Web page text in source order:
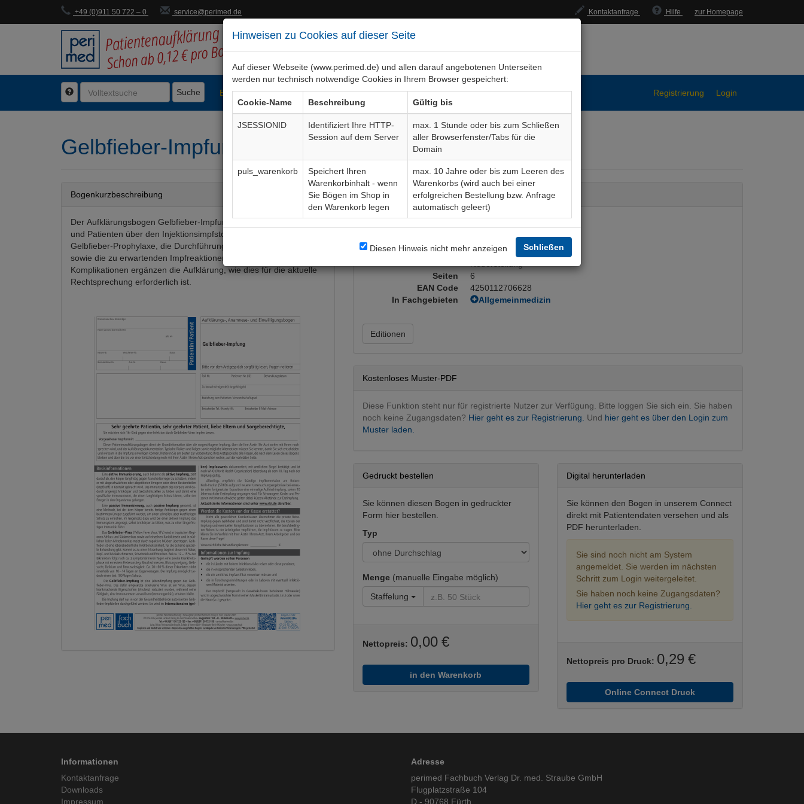
+49 (0)911 50 722 – 0 service@perimed.de Kontaktanfrage Hilfe zur Homepage
Suche BogenFachgebiete Bogen-Gesamtübersicht Registrierung Login
Hinweisen zu Cookies auf dieser Seite
Auf dieser Webseite (www.perimed.de) und allen darauf angebotenen Unterseiten
werden nur technisch notwendige Cookies in Ihrem Browser gespeichert:
Cookie-Name Beschreibung
Gültig bis
JSESSIONID
Identifiziert Ihre HTTP-
Session auf dem Server
max. 1 Stunde oder bis zum Schließen
aller Browserfenster/Tabs für die
Domain
puls_warenkorb
Speichert Ihren
Warenkorbinhalt - wenn
Sie Bögen im Shop in
den Warenkorb legen
max. 10 Jahre oder bis zum Leeren des
Warenkorbs (wird auch bei einer
erfolgreichen Bestellung bzw. Anfrage
automatisch geleert)
Diesen Hinweis nicht mehr anzeigen Schließen
Gelbfieber-Impfung AmIm002De
Bogenkurzbeschreibung
Der Aufklärungsbogen Gelbfieber-Impfung informiert Patientinnen
und Patienten über den Injektionsimpfstoff (Lebendimpfstoff) zur
Gelbfieber-Prophylaxe, die Durchführung, die Besonderheiten
sowie die zu erwartenden Impfreaktionen. Mögliche Risiken und
Komplikationen ergänzen die Aufklärung, wie dies für die aktuelle
Rechtsprechung erforderlich ist.
Bogendetails
Aktuelle Edition
01-25-10
Neuerstellung
Seiten
6
EAN Code
4250112706628
In Fachgebieten
Allgemeinmedizin
Editionen
Kostenloses Muster-PDF
Diese Funktion steht nur für registrierte Nutzer zur Verfügung. Bitte loggen Sie sich ein. Sie haben
noch keine Zugangsdaten? Hier geht es zur Registrierung. Und hier geht es über den Login zum
Muster laden.
Gedruckt bestellen
Sie können diesen Bogen in gedruckter
Form hier bestellen.
Typ
Menge (manuelle Eingabe möglich)
Staffelung
Nettopreis: 0,00 €
in den Warenkorb
Digital herunterladen
Sie können den Bogen in unserem Connect
direkt mit Patientendaten versehen und als
PDF herunterladen.
Sie sind noch nicht am System
angemeldet. Sie werden im nächsten
Schritt zum Login weitergeleitet.
Sie haben noch keine Zugangsdaten?
Hier geht es zur Registrierung.
Nettopreis pro Druck: 0,29 €
Online Connect Druck
Informationen
Kontaktanfrage
Downloads
Impressum
Adresse
perimed Fachbuch Verlag Dr. med. Straube GmbH
Flugplatzstraße 104
D - 90768 Fürth